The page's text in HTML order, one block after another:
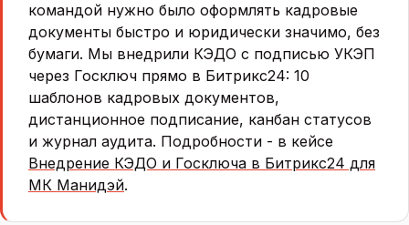
командой нужно было оформлять кадровые
документы быстро и юридически значимо, без
бумаги. Мы внедрили КЭДО с подписью УКЭП
через Госключ прямо в Битрикс24: 10
шаблонов кадровых документов,
дистанционное подписание, канбан статусов
и журнал аудита. Подробности - в кейсе
Внедрение КЭДО и Госключа в Битрикс24 для
МК Манидэй.